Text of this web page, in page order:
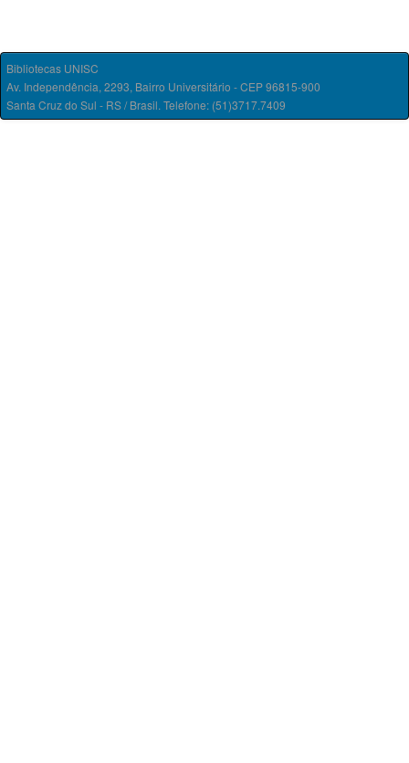
Bibliotecas UNISC
Av. Independência, 2293, Bairro Universitário - CEP 96815-900
Santa Cruz do Sul - RS / Brasil. Telefone: (51)3717.7409